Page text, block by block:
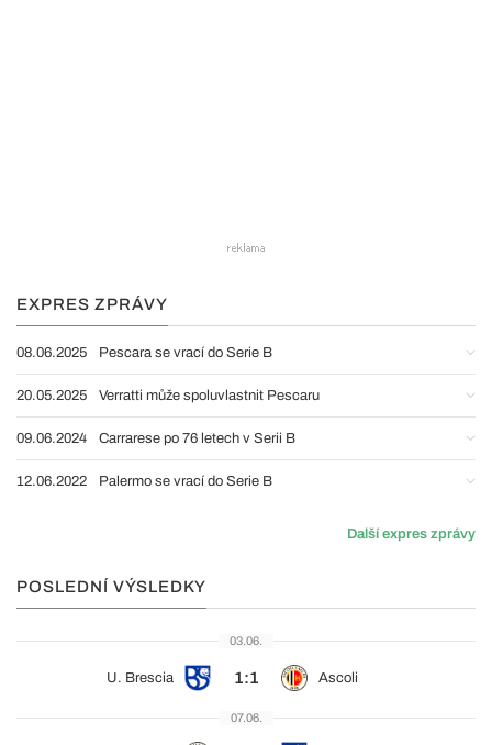
EXPRES ZPRÁVY
08.06.2025 Pescara se vrací do Serie B
20.05.2025 Verratti může spoluvlastnit Pescaru
09.06.2024 Carrarese po 76 letech v Serii B
12.06.2022 Palermo se vrací do Serie B
Další expres zprávy
POSLEDNÍ VÝSLEDKY
03.06.
U. Brescia 1:1 Ascoli
07.06.